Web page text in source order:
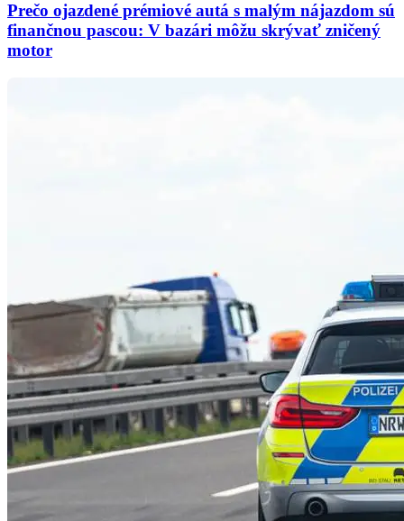
Prečo ojazdené prémiové autá s malým nájazdom sú
finančnou pascou: V bazári môžu skrývať zničený
motor